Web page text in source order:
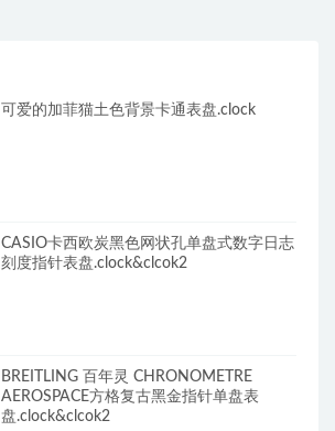
可爱的加菲猫土色背景卡通表盘.clock
CASIO卡西欧炭黑色网状孔单盘式数字日志
刻度指针表盘.clock&clcok2
BREITLING 百年灵 CHRONOMETRE
AEROSPACE方格复古黑金指针单盘表
盘.clock&clcok2